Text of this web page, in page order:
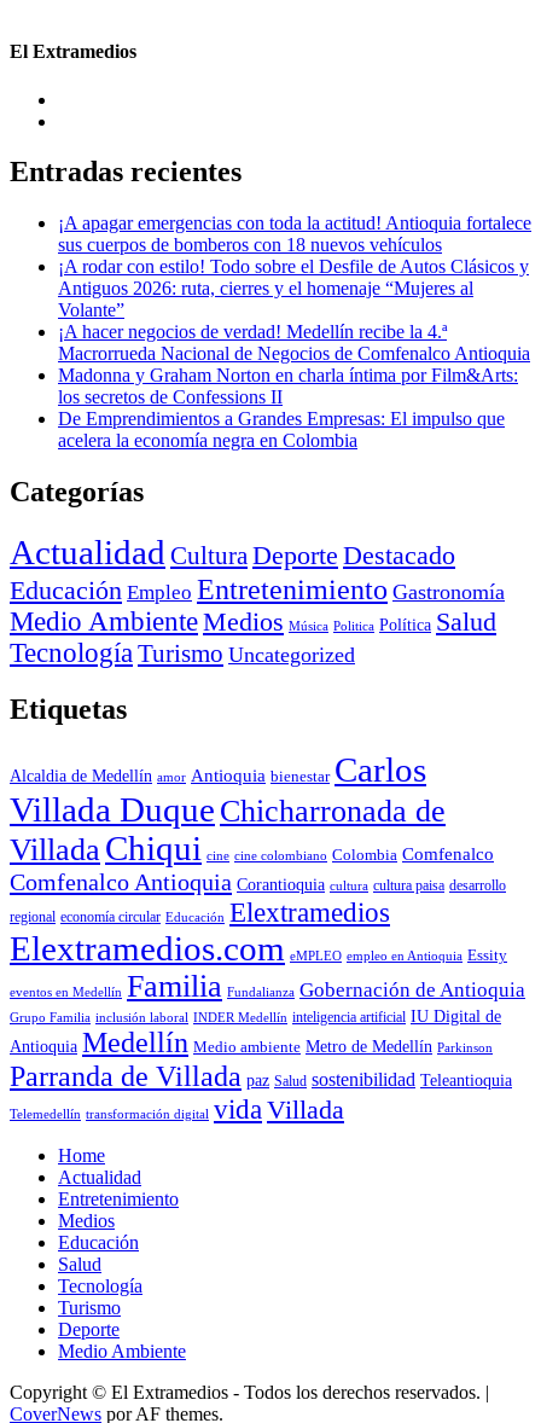
El Extramedios
Entradas recientes
¡A apagar emergencias con toda la actitud! Antioquia fortalece
sus cuerpos de bomberos con 18 nuevos vehículos
¡A rodar con estilo! Todo sobre el Desfile de Autos Clásicos y
Antiguos 2026: ruta, cierres y el homenaje “Mujeres al
Volante”
¡A hacer negocios de verdad! Medellín recibe la 4.ª
Macrorrueda Nacional de Negocios de Comfenalco Antioquia
Madonna y Graham Norton en charla íntima por Film&Arts:
los secretos de Confessions II
De Emprendimientos a Grandes Empresas: El impulso que
acelera la economía negra en Colombia
Categorías
Actualidad CulturaDeporte Destacado
Educación Empleo Entretenimiento Gastronomía
Medio AmbienteMedios Música Politica Política Salud
TecnologíaTurismo Uncategorized
Etiquetas
Alcaldia de Medellín amor Antioquia bienestar Carlos
Villada Duque Chicharronada de
VilladaChiqui cine cine colombiano Colombia Comfenalco
Comfenalco Antioquia Corantioquia cultura cultura paisa desarrollo
regional economía circular Educación Elextramedios
Elextramedios.com eMPLEO empleo en Antioquia Essity
eventos en Medellín Familia Fundalianza Gobernación de Antioquia
Grupo Familia inclusión laboral INDER Medellín inteligencia artificial IU Digital de
Antioquia Medellín Medio ambiente Metro de Medellín Parkinson
Parranda de Villada paz Salud sostenibilidad Teleantioquia
Telemedellín transformación digital vida Villada
Home
Actualidad
Entretenimiento
Medios
Educación
Salud
Tecnología
Turismo
Deporte
Medio Ambiente
Copyright © El Extramedios - Todos los derechos reservados. |
CoverNews por AF themes.